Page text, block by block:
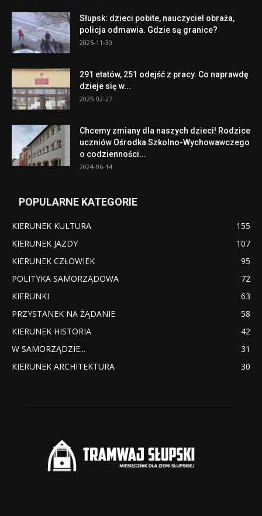
Słupsk: dzieci pobite, nauczyciel obraża,
policja odmawia. Gdzie są granice?
2025-11-30
291 etatów, 251 odejść z pracy. Co naprawdę
dzieje się w...
2026-02-27
Chcemy zmiany dla naszych dzieci! Rodzice
uczniów Ośrodka Szkolno-Wychowawczego
o codzienności...
2024-06-14
POPULARNE KATEGORIE
KIERUNEK KULTURA
155
KIERUNEK JAZDY
107
KIERUNEK CZŁOWIEK
95
POLITYKA SAMORZĄDOWA
72
KIERUNKI
63
PRZYSTANEK NA ŻĄDANIE
58
KIERUNEK HISTORIA
42
W SAMORZĄDZIE...
31
KIERUNEK ARCHITEKTURA
30